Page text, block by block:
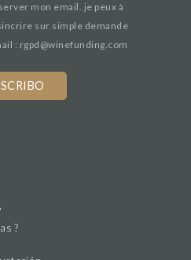
mon email. je peux à
sur simple demande
: rgpd@winefunding.com
?